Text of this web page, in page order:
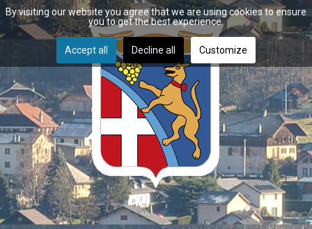
By visiting our website you agree that we are using cookies to ensure
you to get the best experience.
Accept all Decline all Customize